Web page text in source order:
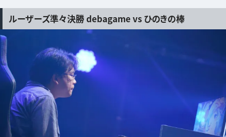
ルーザーズ準々決勝 debagame vs ひのきの棒